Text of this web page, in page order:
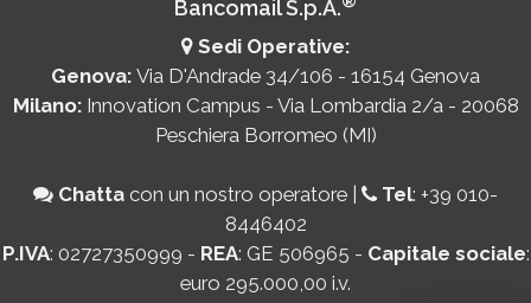
Bancomail S.p.A.
Sedi Operative:
Genova: Via D'Andrade 34/106 - 16154 Genova
Milano: Innovation Campus - Via Lombardia 2/a - 20068
Peschiera Borromeo (MI)
Chatta con un nostro operatore | Tel: +39 010-
8446402
P.IVA: 02727350999 - REA: GE 506965 - Capitale sociale:
euro 295.000,00 i.v.